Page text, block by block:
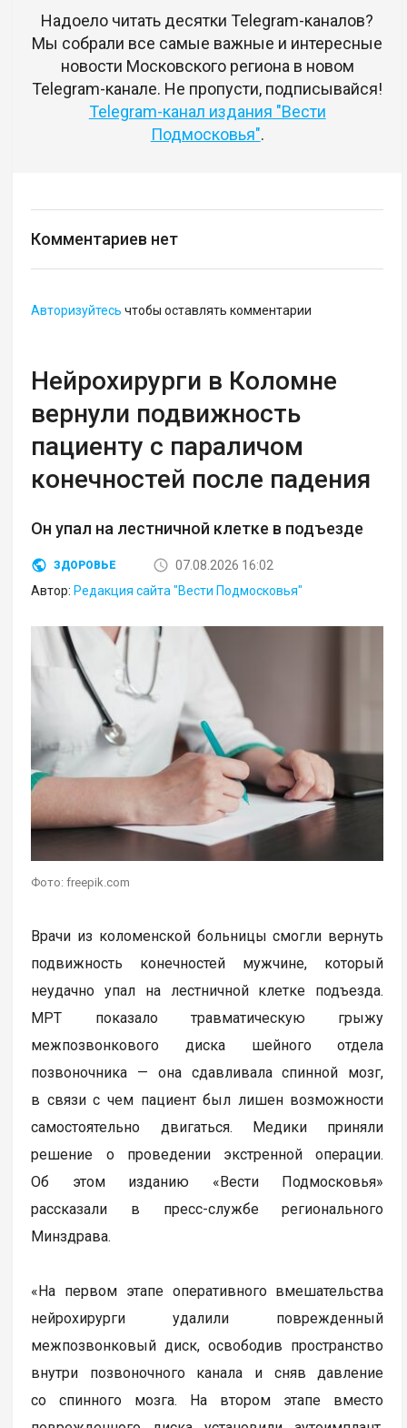
Надоело читать десятки Telegram-каналов?
Мы собрали все самые важные и интересные
новости Московского региона в новом
Telegram-канале. Не пропусти, подписывайся!
Telegram-канал издания "Вести
Подмосковья".
Комментариев нет
Авторизуйтесь чтобы оставлять комментарии
Нейрохирурги в Коломне
вернули подвижность
пациенту с параличом
конечностей после падения
Он упал на лестничной клетке в подъезде
ЗДОРОВЬЕ
07.08.2026 16:02
Автор: Редакция сайта "Вести Подмосковья"
Фото: freepik.com
Врачи из коломенской больницы смогли вернуть
подвижность конечностей мужчине, который
неудачно упал на лестничной клетке подъезда.
МРТ показало травматическую грыжу
межпозвонкового диска шейного отдела
позвоночника — она сдавливала спинной мозг,
в связи с чем пациент был лишен возможности
самостоятельно двигаться. Медики приняли
решение о проведении экстренной операции.
Об этом изданию «Вести Подмосковья»
рассказали в пресс-службе регионального
Минздрава.
«На первом этапе оперативного вмешательства
нейрохирурги удалили поврежденный
межпозвонковый диск, освободив пространство
внутри позвоночного канала и сняв давление
со спинного мозга. На втором этапе вместо